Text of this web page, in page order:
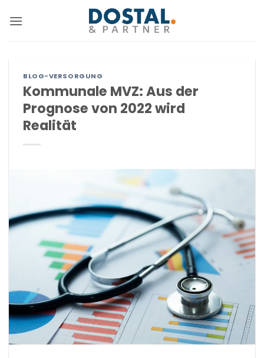
Inhalt
BLOG-VERSORGUNG
Kommunale MVZ: Aus der
Prognose von 2022 wird
Realität